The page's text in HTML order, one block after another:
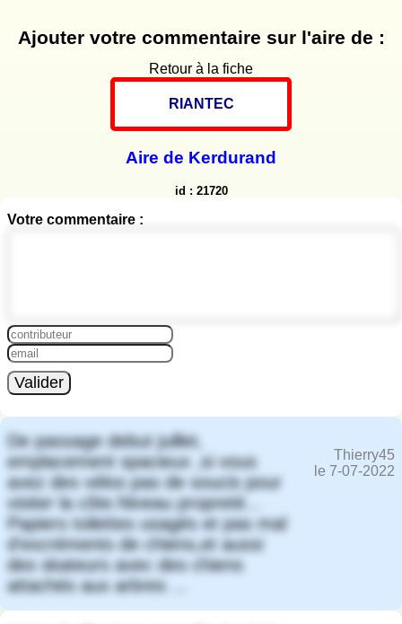
Ajouter votre commentaire sur l'aire de :
Retour à la fiche
RIANTEC
Aire de Kerdurand
id : 21720
Votre commentaire :
Valider
De passage debut juillet,
emplacement spacieux ,si vous
avez des vélos pas de soucis pour
visiter la côte.Niveau propreté...
Papiers toilettes usagés et pas mal
d'excréments de chiens,et aussi
des skateurs avec des chiens
attachés aux arbres ...
Thierry45
le 7-07-2022